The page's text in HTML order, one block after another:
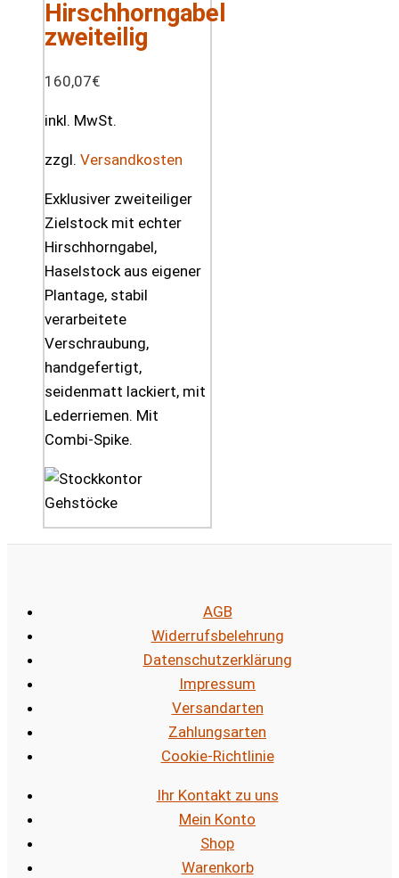
Hirschhorngabel
zweiteilig
160,07€
inkl. MwSt.
zzgl. Versandkosten
Exklusiver zweiteiliger
Zielstock mit echter
Hirschhorngabel,
Haselstock aus eigener
Plantage, stabil
verarbeitete
Verschraubung,
handgefertigt,
seidenmatt lackiert, mit
Lederriemen. Mit
Combi-Spike.
AGB
Widerrufsbelehrung
Datenschutzerklärung
Impressum
Versandarten
Zahlungsarten
Cookie-Richtlinie
Ihr Kontakt zu uns
Mein Konto
Shop
Warenkorb